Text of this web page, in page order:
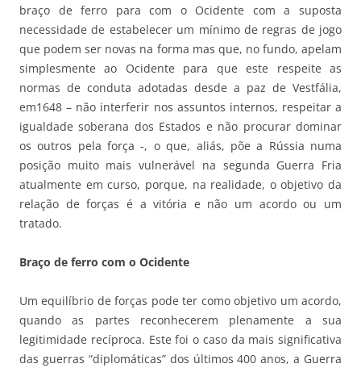
braço de ferro para com o Ocidente com a suposta
necessidade de estabelecer um mínimo de regras de jogo
que podem ser novas na forma mas que, no fundo, apelam
simplesmente ao Ocidente para que este respeite as
normas de conduta adotadas desde a paz de Vestfália,
em1648 – não interferir nos assuntos internos, respeitar a
igualdade soberana dos Estados e não procurar dominar
os outros pela força -, o que, aliás, põe a Rússia numa
posição muito mais vulnerável na segunda Guerra Fria
atualmente em curso, porque, na realidade, o objetivo da
relação de forças é a vitória e não um acordo ou um
tratado.
Braço de ferro com o Ocidente
Um equilíbrio de forças pode ter como objetivo um acordo,
quando as partes reconhecerem plenamente a sua
legitimidade recíproca. Este foi o caso da mais significativa
das guerras “diplomáticas” dos últimos 400 anos, a Guerra